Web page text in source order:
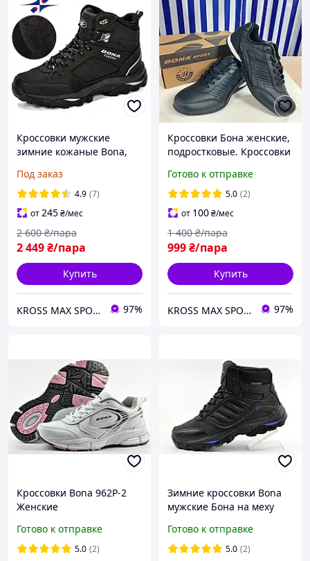
Кроссовки мужские
зимние кожаные Bona,
Под заказ
4.9 (7)
от245₴/мес
2 449₴/пара
2 600 ₴/пара
Купить
KROSS MAX SPORT 97%
Кроссовки Бона женские,
подростковые. Кроссовки
Готово к отправке
5.0 (2)
от 100₴/мес
999₴/пара
1 400 ₴/пара
Купить
KROSS MAX SPORT 97%
Кроссовки Bona 962P-2
Женские
Готово к отправке
5.0 (2)
Зимние кроссовки Bona
мужские Бона на меху
Готово к отправке
5.0 (2)